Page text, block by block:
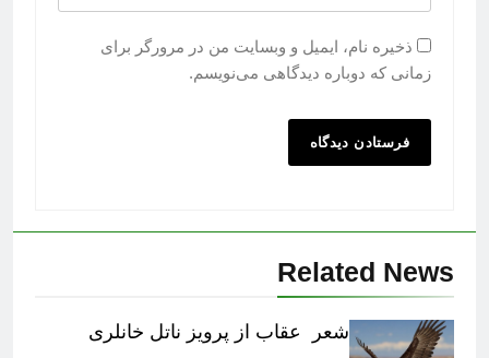
ذخیره نام، ایمیل و وبسایت من در مرورگر برای
زمانی که دوباره دیدگاهی می‌نویسم.
Related News
شعر عقاب از پرویز ناتل خانلری